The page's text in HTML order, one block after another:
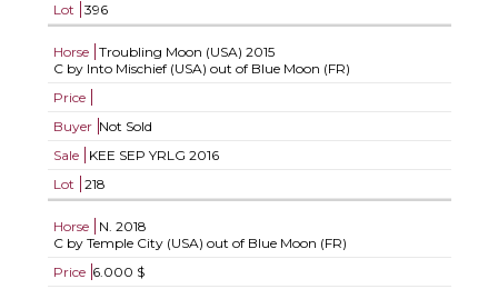
Lot
396
Horse Troubling Moon (USA) 2015
C by Into Mischief (USA) out of Blue Moon (FR)
Price
Buyer Not Sold
Sale
KEE SEP YRLG 2016
Lot
218
Horse N. 2018
C by Temple City (USA) out of Blue Moon (FR)
Price 6.000 $